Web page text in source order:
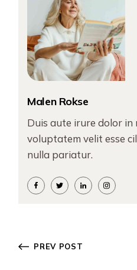
Malen Rokse
Duis aute irure dolor
voluptatem velit esse
nulla pariatur.
PREV POST